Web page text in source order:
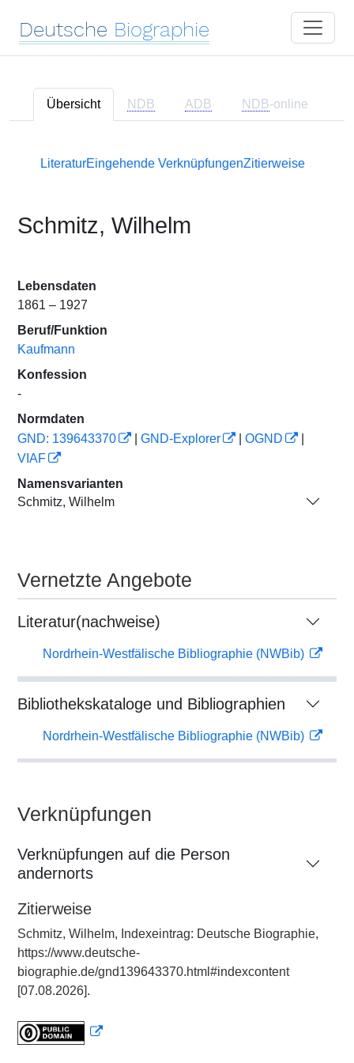
Deutsche Biographie
Übersicht NDB ADB NDB-online
LiteraturEingehende VerknüpfungenZitierweise
Schmitz, Wilhelm
Lebensdaten
1861 – 1927
Beruf/Funktion
Kaufmann
Konfession
-
Normdaten
GND: 139643370
GND-Explorer OGND
VIAF
Namensvarianten
Schmitz, Wilhelm
Vernetzte Angebote
Literatur(nachweise)
Nordrhein-Westfälische Bibliographie (NWBib)
Bibliothekskataloge und Bibliographien
Nordrhein-Westfälische Bibliographie (NWBib)
Verknüpfungen
Verknüpfungen auf die Person
andernorts
Zitierweise
Schmitz, Wilhelm, Indexeintrag: Deutsche Biographie,
https://www.deutsche-
biographie.de/gnd139643370.html#indexcontent
[07.08.2026].